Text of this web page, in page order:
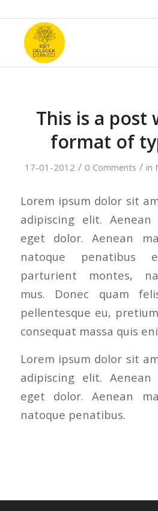
This is a post
format of
17-01-2012 / 0 Comments / in
Lorem ipsum dolor sit
adipiscing elit. Aenean
eget dolor. Aenean
natoque penatibus
parturient montes,
mus. Donec quam
pellentesque eu,
consequat massa quis
Lorem ipsum dolor sit
adipiscing elit. Aenean
eget dolor. Aenean
natoque penatibus.